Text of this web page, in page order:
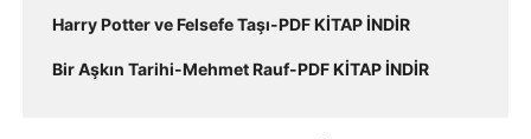
Harry Potter ve Felsefe Taşı-PDF KİTAP İNDİR
Bir Aşkın Tarihi-Mehmet Rauf-PDF KİTAP İNDİR